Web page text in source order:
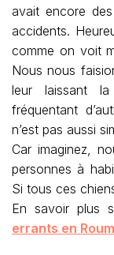
avait encore
accidents.
comme on voit
Nous nous
leur laissant la
fréquentant
n’est pas aussi
Car imaginez,
personnes à
Si tous ces
En savoir plus
errants en